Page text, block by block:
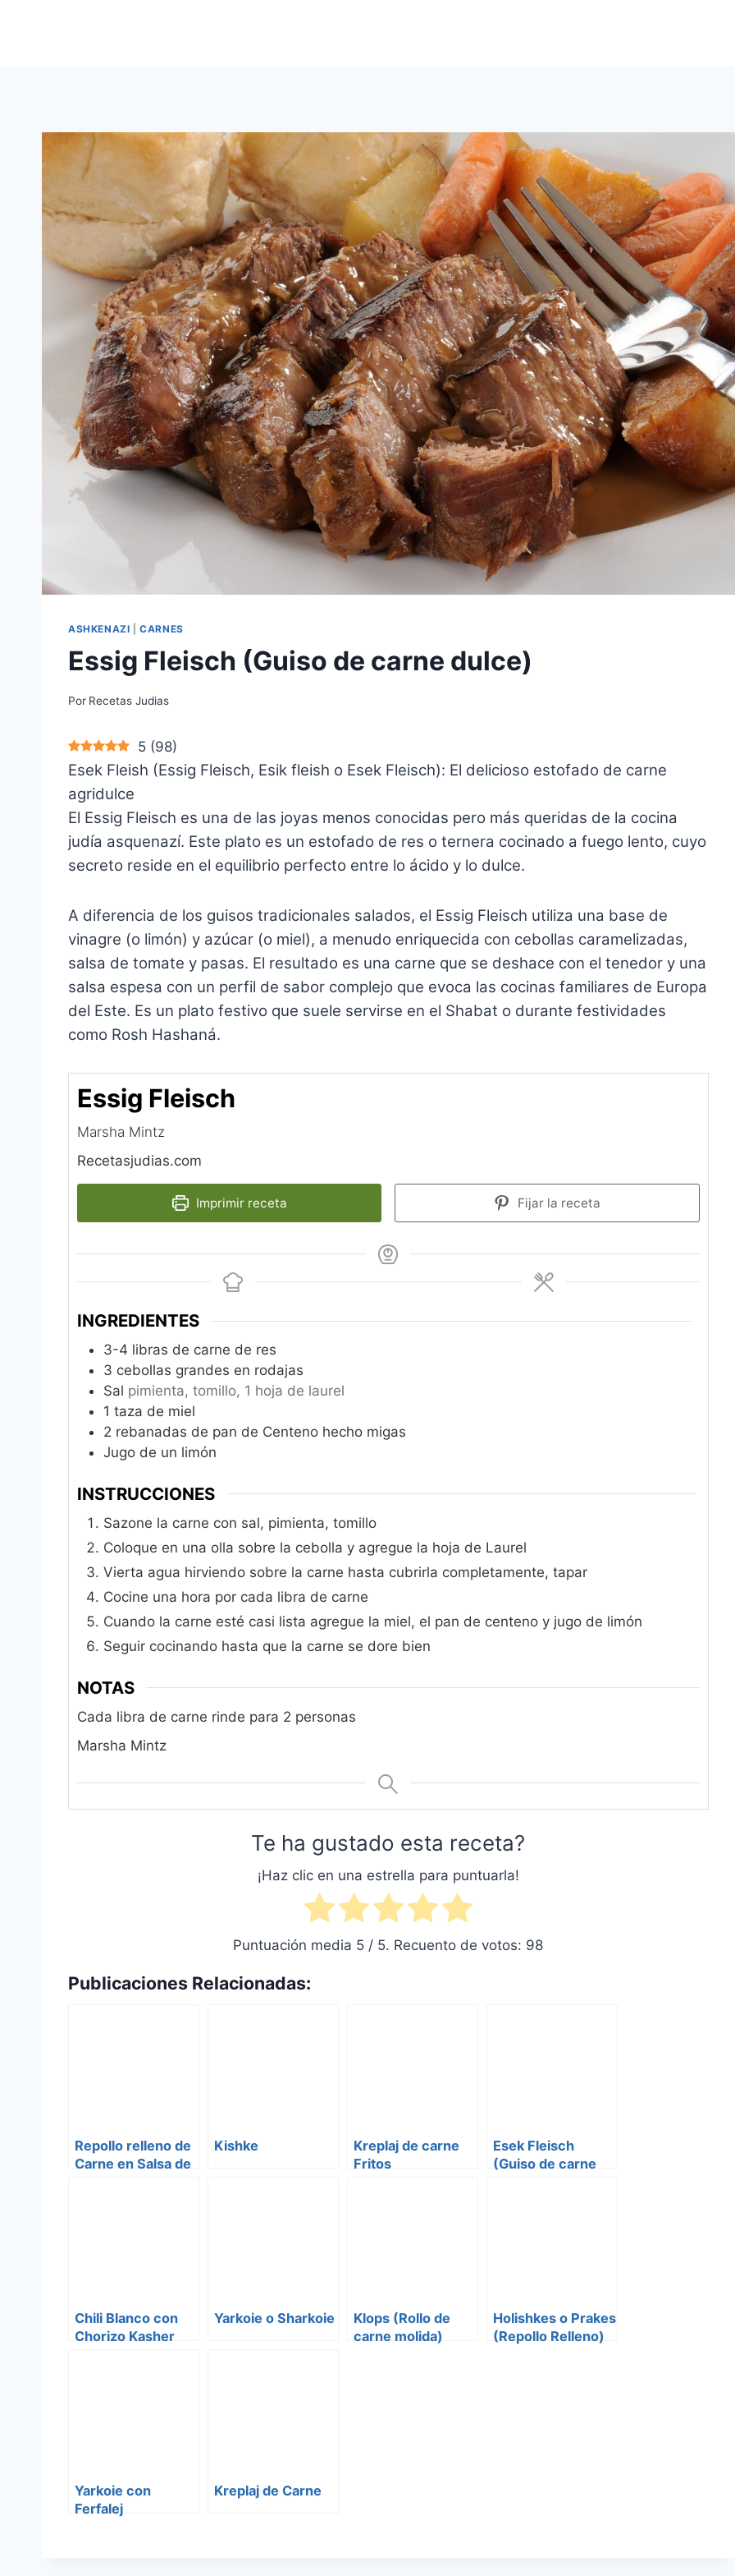
ASHKENAZI |CARNES
Essig Fleisch (Guiso de carne dulce)
Por Recetas Judias
5 (98)
Esek Fleish (Essig Fleisch, Esik fleish o Esek Fleisch): El delicioso estofado de carne
agridulce
El Essig Fleisch es una de las joyas menos conocidas pero más queridas de la cocina
judía asquenazí. Este plato es un estofado de res o ternera cocinado a fuego lento, cuyo
secreto reside en el equilibrio perfecto entre lo ácido y lo dulce.
A diferencia de los guisos tradicionales salados, el Essig Fleisch utiliza una base de
vinagre (o limón) y azúcar (o miel), a menudo enriquecida con cebollas caramelizadas,
salsa de tomate y pasas. El resultado es una carne que se deshace con el tenedor y una
salsa espesa con un perfil de sabor complejo que evoca las cocinas familiares de Europa
del Este. Es un plato festivo que suele servirse en el Shabat o durante festividades
como Rosh Hashaná.
Essig Fleisch
Marsha Mintz
Recetasjudias.com
Imprimir receta Fijar la receta
INGREDIENTES
3-4 libras de carne de res
3 cebollas grandes en rodajas
Sal pimienta, tomillo, 1 hoja de laurel
1 taza de miel
2 rebanadas de pan de Centeno hecho migas
Jugo de un limón
INSTRUCCIONES
Sazone la carne con sal, pimienta, tomillo
Coloque en una olla sobre la cebolla y agregue la hoja de Laurel
Vierta agua hirviendo sobre la carne hasta cubrirla completamente, tapar
Cocine una hora por cada libra de carne
Cuando la carne esté casi lista agregue la miel, el pan de centeno y jugo de limón
Seguir cocinando hasta que la carne se dore bien
NOTAS
Cada libra de carne rinde para 2 personas
Marsha Mintz
Te ha gustado esta receta?
¡Haz clic en una estrella para puntuarla!
Puntuación media 5 / 5. Recuento de votos: 98
Publicaciones Relacionadas:
Repollo relleno de
Carne en Salsa de
Kishke
Kreplaj de carne
Fritos
Esek Fleisch
(Guiso de carne
Chili Blanco con
Chorizo Kasher
Yarkoie o Sharkoie
Klops (Rollo de
carne molida)
Holishkes o Prakes
(Repollo Relleno)
Yarkoie con
Ferfalej
Kreplaj de Carne